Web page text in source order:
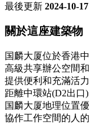
最後更新 2024-10-
關於這座建築物
国麟大厦位於香港
高級共享辦公空間
提供便利和充滿活
距離中環站(D2出口
国麟大厦地理位置
協作工作空間的人的